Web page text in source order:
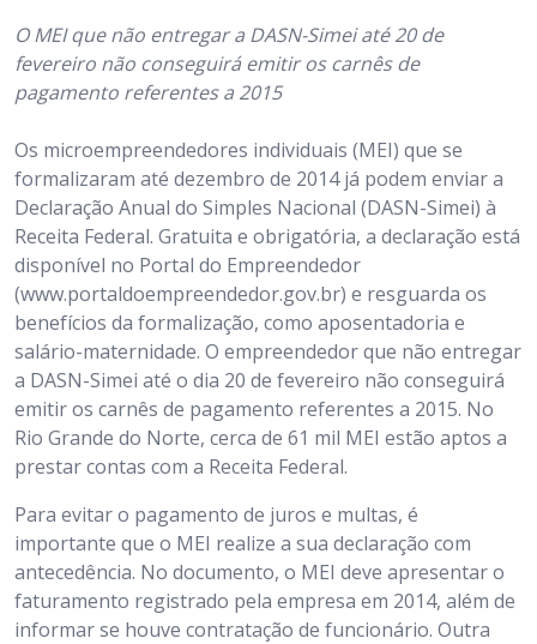
O MEI que não entregar a DASN-Simei até 20 de
fevereiro não conseguirá emitir os carnês de
pagamento referentes a 2015
Os microempreendedores individuais (MEI) que se
formalizaram até dezembro de 2014 já podem enviar a
Declaração Anual do Simples Nacional (DASN-Simei) à
Receita Federal. Gratuita e obrigatória, a declaração está
disponível no Portal do Empreendedor
(www.portaldoempreendedor.gov.br) e resguarda os
benefícios da formalização, como aposentadoria e
salário-maternidade. O empreendedor que não entregar
a DASN-Simei até o dia 20 de fevereiro não conseguirá
emitir os carnês de pagamento referentes a 2015. No
Rio Grande do Norte, cerca de 61 mil MEI estão aptos a
prestar contas com a Receita Federal.
Para evitar o pagamento de juros e multas, é
importante que o MEI realize a sua declaração com
antecedência. No documento, o MEI deve apresentar o
faturamento registrado pela empresa em 2014, além de
informar se houve contratação de funcionário. Outra